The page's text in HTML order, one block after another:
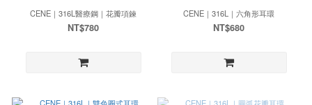
CENE｜316L醫療鋼｜花瓣項鍊
NT$780
CENE｜316L｜六角形耳環
NT$680